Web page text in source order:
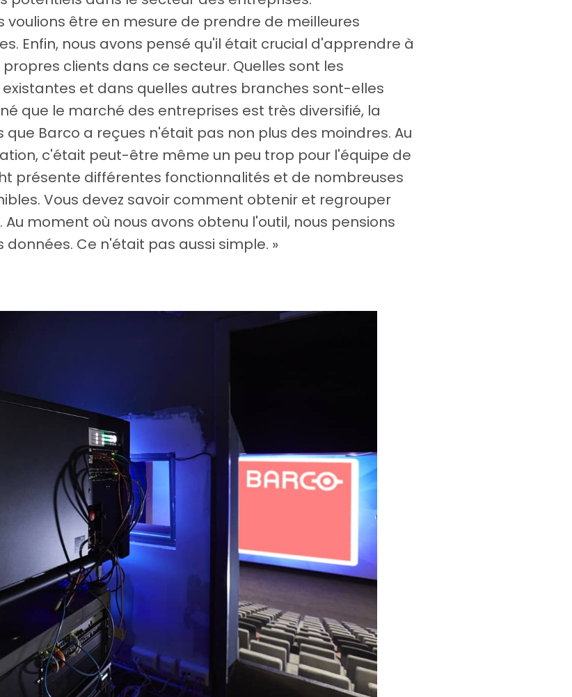
voulions être en mesure de prendre de meilleures
Enfin, nous avons pensé qu'il était crucial d'apprendre à
clients dans ce secteur. Quelles sont les
et dans quelles autres branches sont-elles
que le marché des entreprises est très diversifié, la
Barco a reçues n'était pas non plus des moindres. Au
c'était peut-être même un peu trop pour l'équipe de
présente différentes fonctionnalités et de nombreuses
Vous devez savoir comment obtenir et regrouper
moment où nous avons obtenu l'outil, nous pensions
Ce n'était pas aussi simple. »